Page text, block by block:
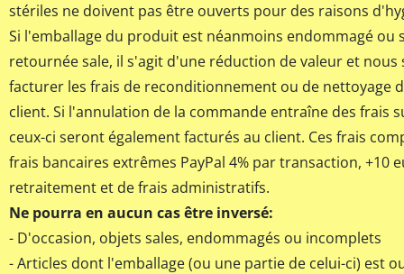
stériles ne doivent pas être ouverts pour des raisons
Si l'emballage du produit est néanmoins endommagé ou
retournée sale, il s'agit d'une réduction de valeur et nous
facturer les frais de reconditionnement ou de nettoyage
client. Si l'annulation de la commande entraîne des frais
ceux-ci seront également facturés au client. Ces frais
frais bancaires extrêmes PayPal 4% par transaction, +10
retraitement et de frais administratifs.
Ne pourra en aucun cas être inversé:
- D'occasion, objets sales, endommagés ou incomplets
- Articles dont l'emballage (ou une partie de celui-ci) est